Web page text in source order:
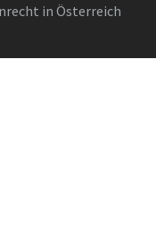
in Österreich